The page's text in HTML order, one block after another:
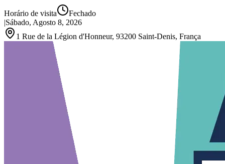
Horário de visita
Fechado
|Sábado, Agosto 8, 2026
1 Rue de la Légion d'Honneur, 93200 Saint‑Denis, França